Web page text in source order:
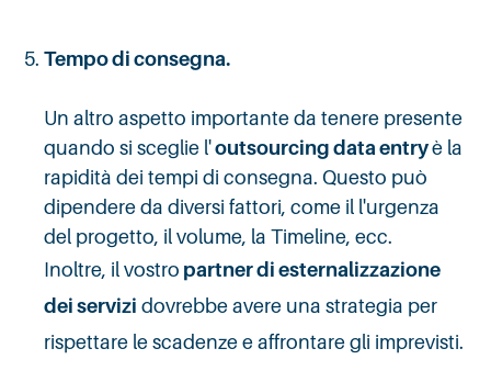
Tempo di consegna.
Un altro aspetto importante da tenere presente
quando si sceglie l'outsourcing data entryè la
rapidità dei tempi di consegna. Questo può
dipendere da diversi fattori, come il l'urgenza
del progetto, il volume, la Timeline, ecc.
Inoltre, il vostro partner di esternalizzazione
dei servizi dovrebbe avere una strategia per
rispettare le scadenze e affrontare gli imprevisti.